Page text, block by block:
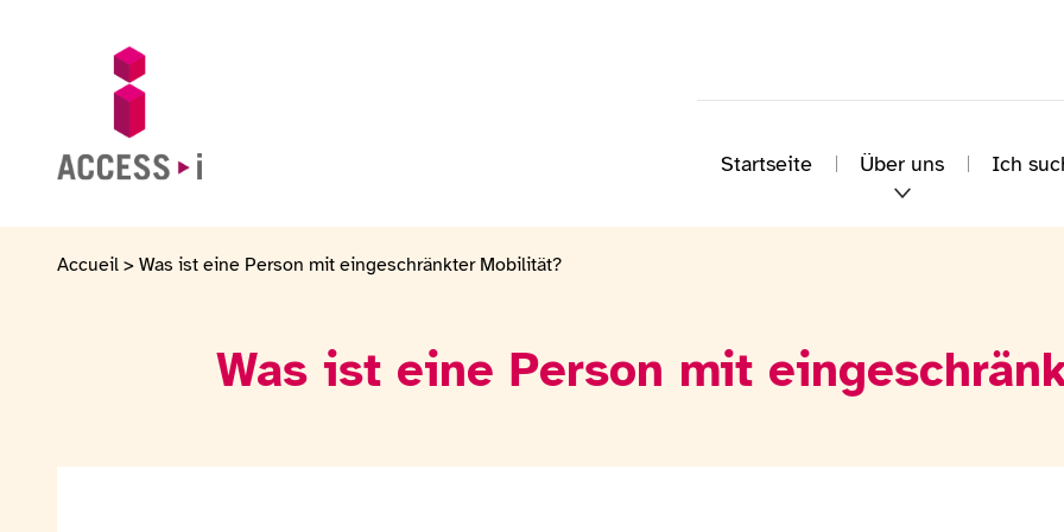
Startseite Über uns Ich
Accueil > Was ist eine Person mit eingeschränkter Mobilität?
Was ist eine Person mit